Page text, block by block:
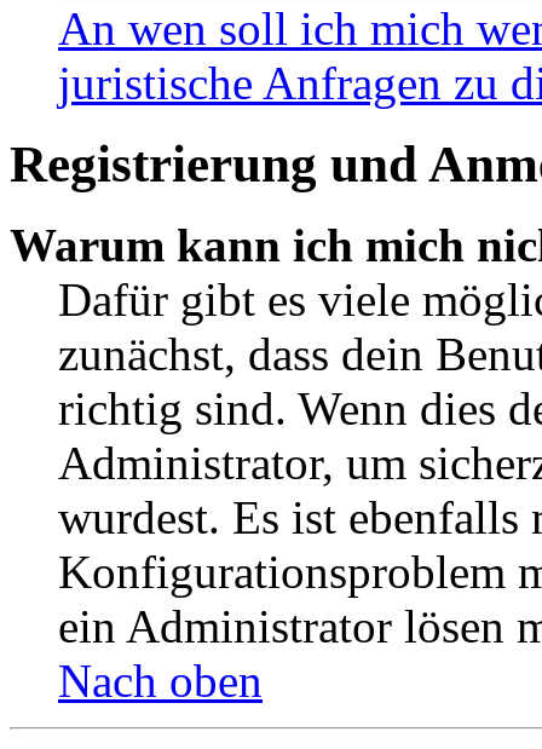
An wen soll ich mich
juristische Anfragen zu
Registrierung und
Warum kann ich mich
Dafür gibt es viele
zunächst, dass dein
richtig sind. Wenn dies
Administrator, um
wurdest. Es ist ebenfalls
Konfigurationsproblem
ein Administrator lösen
Nach oben